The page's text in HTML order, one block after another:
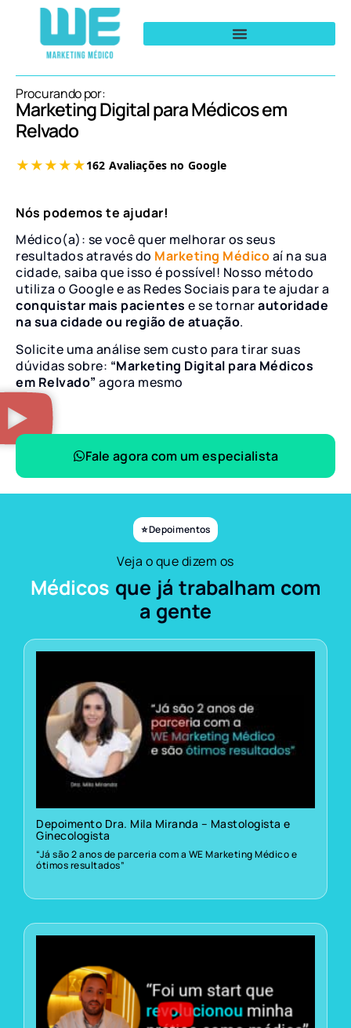
Procurando por:
Marketing Digital para Médicos em
Relvado
Nós podemos te ajudar!
Médico(a): se você quer melhorar os seus
resultados através do Marketing Médicoaí na sua
cidade, saiba que isso é possível! Nosso método
utiliza o Google e as Redes Sociais para te ajudar a
conquistar mais pacientes e se tornarautoridade
na sua cidade ou região de atuação.
Solicite uma análise sem custo para tirar suas
dúvidas sobre: “Marketing Digital para Médicos
em Relvado” agora mesmo
Fale agora com um especialista
⭐ Depoimentos
Veja o que dizem os
Médicos que já trabalham com
a gente
Depoimento Dra. Mila Miranda – Mastologista e
Ginecologista
“Já são 2 anos de parceria com a WE Marketing Médico e
ótimos resultados”